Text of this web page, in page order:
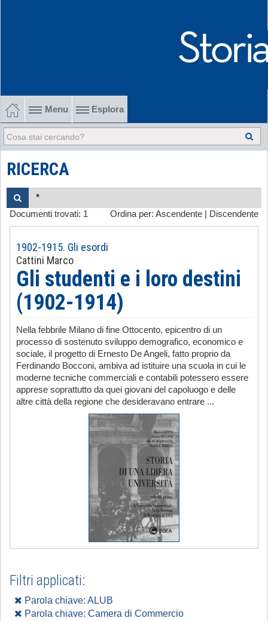
Menu Esplora
1902-1915 Gli esordi
1915-1945 Tra le due guerre
1945-1968 Dalla liberazione al '68
1968-2022 Dalla contestazione all'internazionalizzazione
-
RICERCA
Ordina per: Ascendente Discendente
Documenti trovati: 1
1902-1915. Gli esordi
Cattini Marco
Gli studenti e i loro destini
(1902-1914)
Nella febbrile Milano di fine Ottocento, epicentro di un
processo di sostenuto sviluppo demografico, economico e
sociale, il progetto di Ernesto De Angeli, fatto proprio da
Ferdinando Bocconi, ambiva ad istituire una scuola in cui le
moderne tecniche commerciali e contabili potessero essere
apprese soprattutto da quei giovani del capoluogo e delle
altre città della regione che desideravano entrare ...
Filtri applicati:
Parola chiave: ALUB
Parola chiave: Camera di Commercio